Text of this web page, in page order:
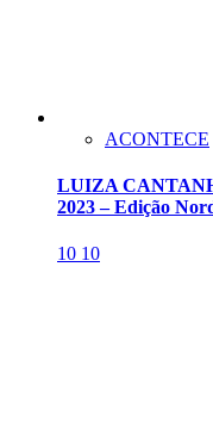
ACONTECE
LUIZA
2023 – Edição
10 10